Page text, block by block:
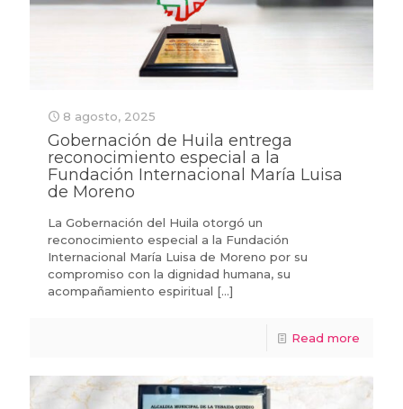
8 agosto, 2025
Gobernación de Huila entrega
reconocimiento especial a la
Fundación Internacional María Luisa
de Moreno
La Gobernación del Huila otorgó un
reconocimiento especial a la Fundación
Internacional María Luisa de Moreno por su
compromiso con la dignidad humana, su
acompañamiento espiritual […]
Read more